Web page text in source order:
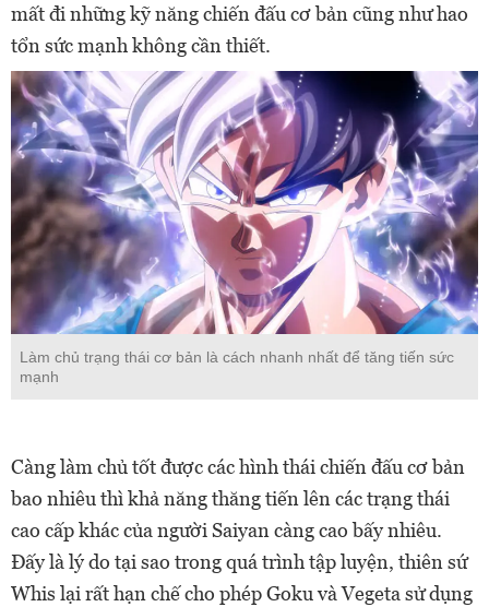
mất đi những kỹ năng chiến đấu cơ bản cũng như hao
tổn sức mạnh không cần thiết.
Làm chủ trạng thái cơ bản là cách nhanh nhất để tăng tiến sức
mạnh
Càng làm chủ tốt được các hình thái chiến đấu cơ bản
bao nhiêu thì khả năng thăng tiến lên các trạng thái
cao cấp khác của người Saiyan càng cao bấy nhiêu.
Đấy là lý do tại sao trong quá trình tập luyện, thiên sứ
Whis lại rất hạn chế cho phép Goku và Vegeta sử dụng